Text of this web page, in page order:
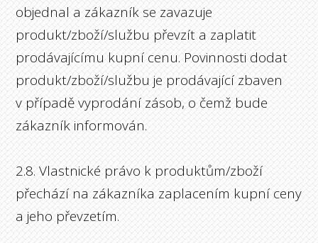
objednal a zákazník se zavazuje
produkt/zboží/službu převzít a zaplatit
prodávajícímu kupní cenu. Povinnosti dodat
produkt/zboží/službu je prodávající zbaven
v případě vyprodání zásob, o čemž bude
zákazník informován.
2.8. Vlastnické právo k produktům/zboží
přechází na zákazníka zaplacením kupní ceny
a jeho převzetím.